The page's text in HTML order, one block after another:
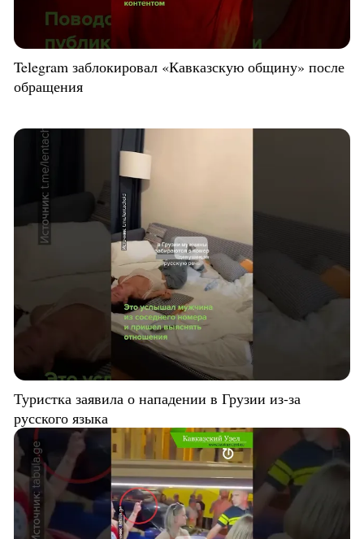
Telegram заблокировал «Кавказскую общину» после
обращения
Туристка заявила о нападении в Грузии из-за
русского языка